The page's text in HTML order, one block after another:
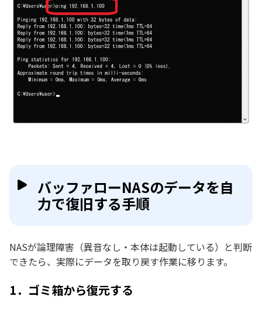
バッファローNASのデータを自
力で復旧する手順
NASが論理障害（異音なし・本体は起動している）と判断
できたら、実際にデータを取り戻す作業に移ります。
1．ゴミ箱から復元する